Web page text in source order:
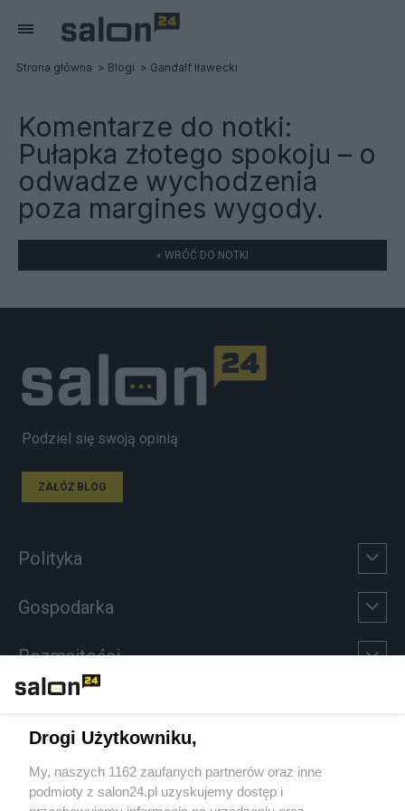
Strona główna Blogi Gandalf Iławecki
Komentarze do notki:
Pułapka złotego spokoju – o
odwadze wychodzenia
poza margines wygody.
« WRÓĆ DO NOTKI
Podziel się swoją opinią
ZAŁÓŻ BLOG
Polityka
Gospodarka
Rozmaitości
Sport
Społeczeństwo
Drogi Użytkowniku,
My, naszych 1162 zaufanych partnerów oraz inne
podmioty z salon24.pl uzyskujemy dostęp i